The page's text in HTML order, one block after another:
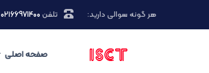
هر گونه سوالی دارید: تلفن ۰۲۱66971400
صفحه اصلی